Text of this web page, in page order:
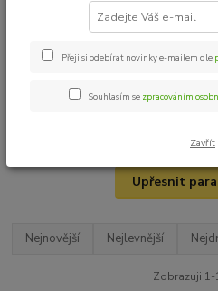
Obojek z kůže
Upřesnit
Nejnovější Nejlevnější
Zobrazuji 1-
Přeji si odebírat novinky e-mailem dle
Souhlasím se zpracováním
Zavřít